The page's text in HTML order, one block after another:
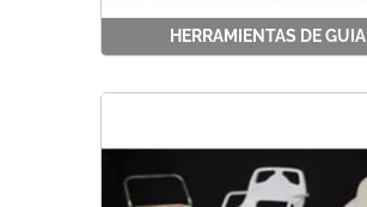
HERRAMIENTAS DE GUIA